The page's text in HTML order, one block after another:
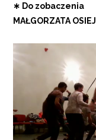
∗ Do zobaczenia
MAŁGORZATA OSIEJ
Odtwarzacz
video